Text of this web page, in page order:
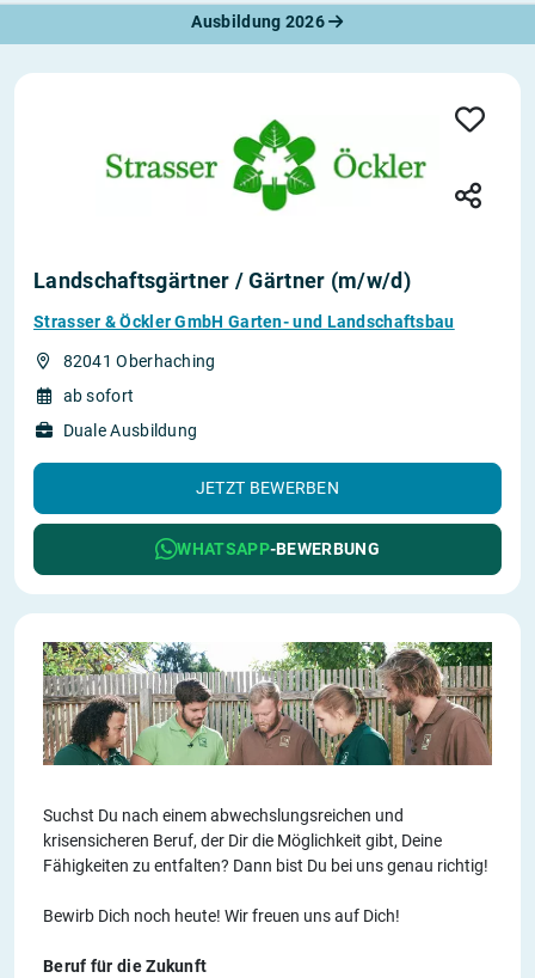
Ausbildung 2026
Landschaftsgärtner / Gärtner (m/w/d)
Strasser & Öckler GmbH Garten- und Landschaftsbau
82041 Oberhaching
ab sofort
Duale Ausbildung
JETZT BEWERBEN
WHATSAPP-BEWERBUNG
Suchst Du nach einem abwechslungsreichen und
krisensicheren Beruf, der Dir die Möglichkeit gibt, Deine
Fähigkeiten zu entfalten? Dann bist Du bei uns genau richtig!
Bewirb Dich noch heute! Wir freuen uns auf Dich!
Beruf für die Zukunft